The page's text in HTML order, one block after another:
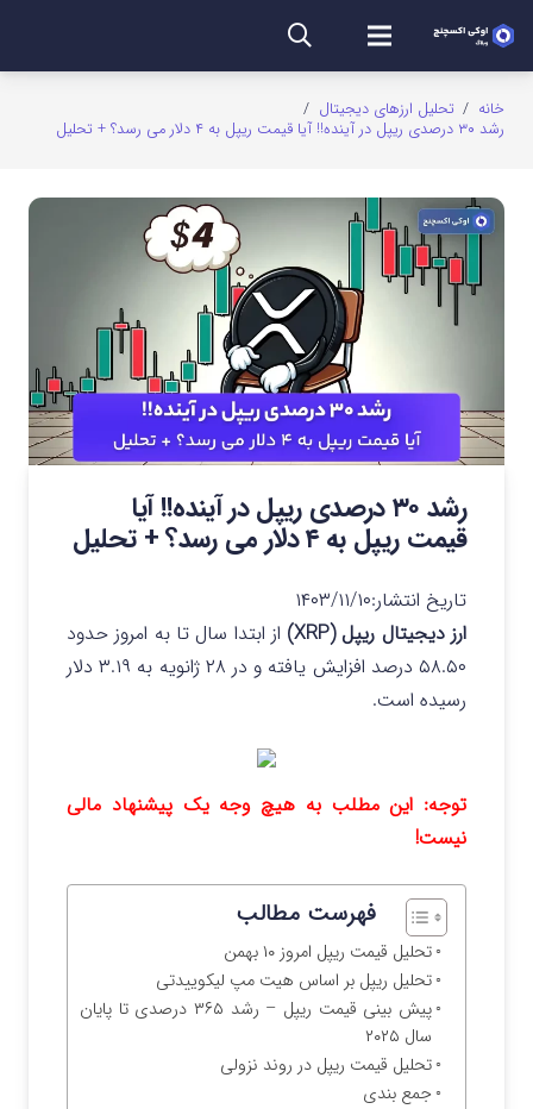
خانه / تحلیل ارزهای دیجیتال /
رشد ۳۰ درصدی ریپل در آینده!! آیا قیمت ریپل به ۴ دلار می رسد؟ + تحلیل
رشد ۳۰ درصدی ریپل در آینده!! آیا
قیمت ریپل به ۴ دلار می رسد؟ + تحلیل
تاریخ انتشار:۱۴۰۳/۱۱/۱۰
ارز دیجیتال ریپل (XRP)
از ابتدا سال تا به امروز حدود
۵۸.۵۰ درصد افزایش یافته و در ۲۸ ژانویه به ۳.۱۹ دلار
رسیده است.
توجه: این مطلب به هیچ وجه یک پیشنهاد مالی
نیست!
فهرست مطالب
تحلیل قیمت ریپل امروز ۱۰ بهمن
تحلیل ریپل بر اساس هیت مپ لیکوییدتی
پیش بینی قیمت ریپل – رشد ۳۶۵ درصدی تا پایان
سال ۲۰۲۵
تحلیل قیمت ریپل در روند نزولی
جمع بندی